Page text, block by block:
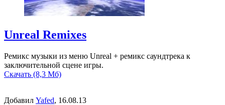
Unreal Remixes
Ремикс музыки из меню Unreal + ремикс саундтрека к
заключительной сцене игры.
Скачать (8,3 Мб)
Добавил Yafed, 16.08.13